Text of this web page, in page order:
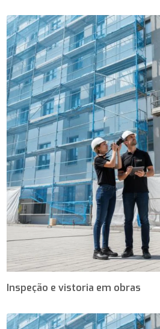
Inspeção e vistoria em obras